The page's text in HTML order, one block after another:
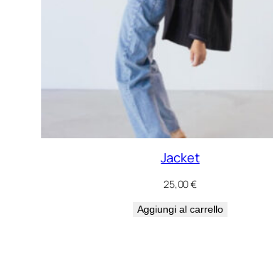
Jacket
25,00€
Aggiungi al carrello